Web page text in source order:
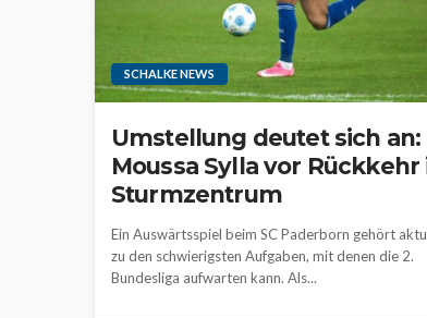
SCHALKE NEWS
Umstellung deutet sich an:
Moussa Sylla vor Rückkehr
Sturmzentrum
Ein Auswärtsspiel beim SC Paderborn gehört
zu den schwierigsten Aufgaben, mit denen die 2.
Bundesliga aufwarten kann. Als...